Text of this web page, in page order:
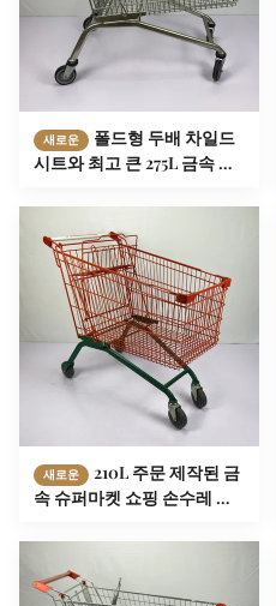
새로운
폴드형 두배 차일드
시트와 최고 큰 275L 금속 장
새로운
210L 주문 제작된 금
속 슈퍼마켓 쇼핑 손수레 유